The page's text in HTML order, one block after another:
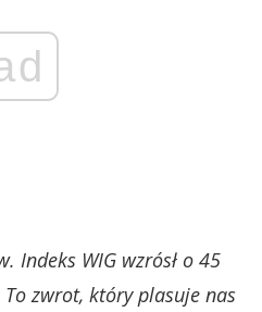
Indeks WIG wzrósł o 45
zwrot, który plasuje nas